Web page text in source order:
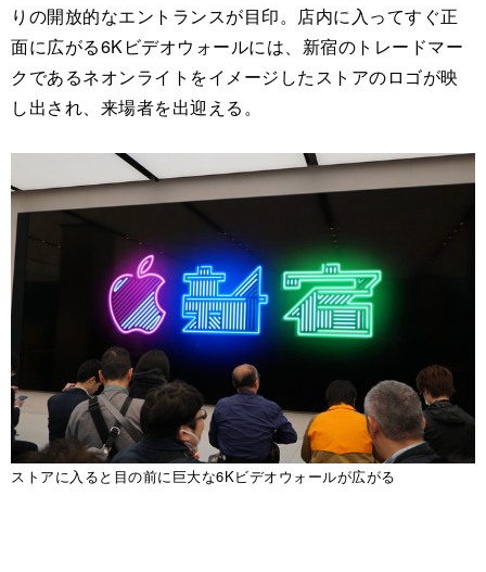
りの開放的なエントランスが目印。店内に入ってすぐ正
面に広がる6Kビデオウォールには、新宿のトレードマー
クであるネオンライトをイメージしたストアのロゴが映
し出され、来場者を出迎える。
ストアに入ると目の前に巨大な6Kビデオウォールが広がる